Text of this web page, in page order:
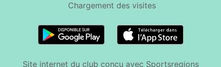
Chargement desvisites
Site internet du club conçu avec Sportsregions